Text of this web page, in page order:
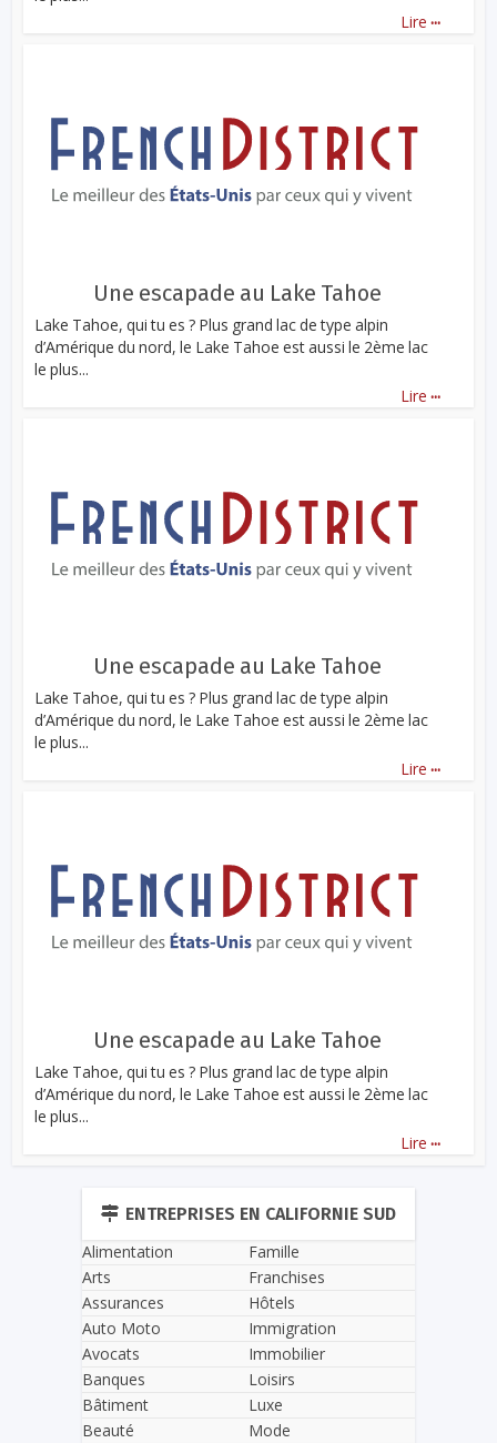
Lire ...
Une escapade au Lake Tahoe
Lake Tahoe, qui tu es ? Plus grand lac de type alpin
d’Amérique du nord, le Lake Tahoe est aussi le 2ème lac
le plus...
Lire ...
Une escapade au Lake Tahoe
Lake Tahoe, qui tu es ? Plus grand lac de type alpin
d’Amérique du nord, le Lake Tahoe est aussi le 2ème lac
le plus...
Lire ...
Une escapade au Lake Tahoe
Lake Tahoe, qui tu es ? Plus grand lac de type alpin
d’Amérique du nord, le Lake Tahoe est aussi le 2ème lac
le plus...
Lire ...
ENTREPRISES EN CALIFORNIE SUD
Alimentation
Arts
Assurances
Auto Moto
Avocats
Banques
Bâtiment
Beauté
Famille
Franchises
Hôtels
Immigration
Immobilier
Loisirs
Luxe
Mode